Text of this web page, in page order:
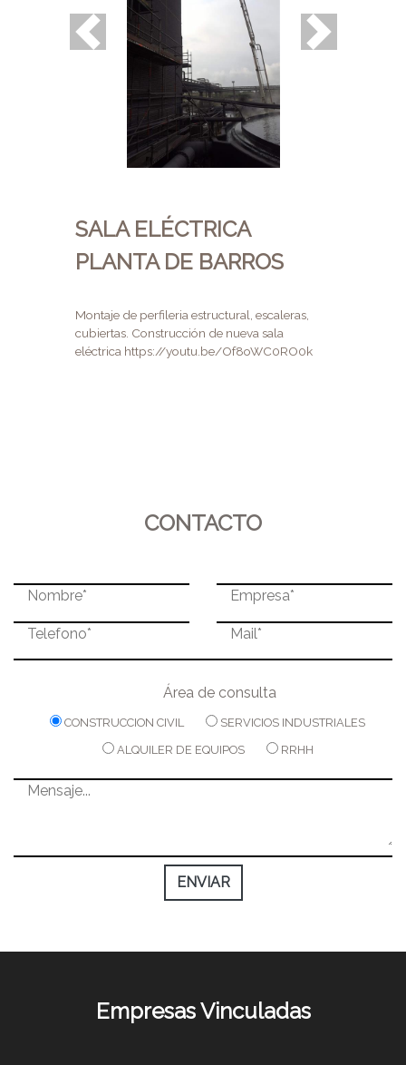
Previous Next
SALA ELÉCTRICA
PLANTA DE BARROS
Montaje de perfileria estructural, escaleras,
cubiertas. Construcción de nueva sala
eléctrica https://youtu.be/Of8oWC0RO0k
CONTACTO
Área de consulta
CONSTRUCCION CIVIL
SERVICIOS INDUSTRIALES
ALQUILER DE EQUIPOS
RRHH
ENVIAR
Empresas Vinculadas